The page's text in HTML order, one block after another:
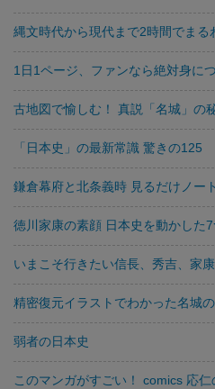
縄文時代から現代まで2時間でま
1日1ページ、ファンなら絶対身に
古地図で愉しむ！ 真説「名城」の
「日本史」の最新常識 驚きの125
鎌倉幕府と北条義時 見るだけノート
徳川家康の素顔 日本史を動かした
いまこそ行きたい信長、秀吉、家
精密復元イラストでわかった名城
弱者の日本史
このマンガがすごい！ comics 応仁